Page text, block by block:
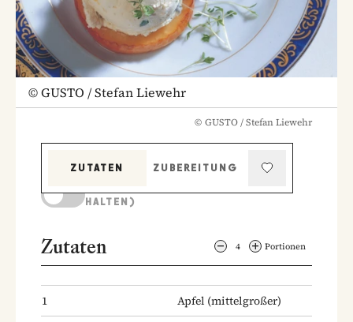
©GUSTO / Stefan Liewehr
© GUSTO / Stefan Liewehr
ZUTATEN
ZUBEREITUNG
HALTEN)
Zutaten 4 Portionen
1 Apfel (mittelgroßer)